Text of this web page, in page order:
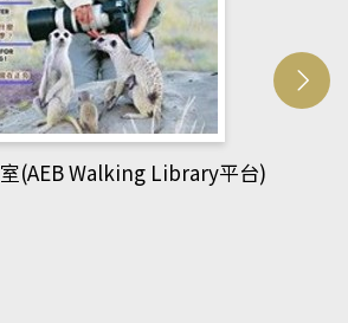
網管人(kono平台)